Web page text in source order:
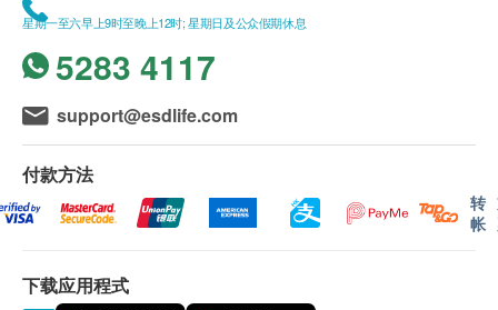
星期一至六早上9时至晚上12时; 星期日及公众假期休息
5283 4117
support@esdlife.com
付款方法
转
帐
下载应用程式